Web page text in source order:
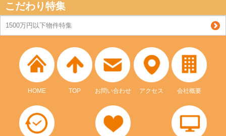
こだわり特集
1500万円以下物件特集
HOME TOP お問い合わせ アクセス 会社概要